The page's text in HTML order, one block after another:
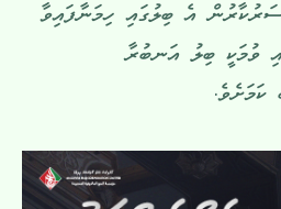
އެ ބިލުގައި ހިމަނާފައިވާ
ވުމަކީ ބިލު އަނބުރާ